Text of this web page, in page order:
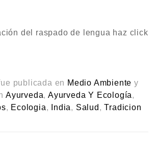
del raspado de lengua haz click
publicada en Medio Ambiente y
Ayurveda,Ayurveda Y Ecología,
, Ecologia, India, Salud ,Tradicion